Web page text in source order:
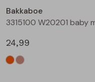
Blouses lange mouw
Sweatshirts
Bermuda's
Lange broek
Jackjes
Jassen
Lange broeken
Lange broeken
Leggings
Bakkaboe
24,99